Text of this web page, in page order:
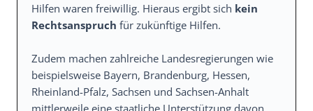
Hilfen waren freiwillig. Hieraus ergibt sich kein
Rechtsanspruch für zukünftige Hilfen.
Zudem machen zahlreiche Landesregierungen wie
beispielsweise Bayern, Brandenburg, Hessen,
Rheinland-Pfalz, Sachsen und Sachsen-Anhalt
mittlerweile eine staatliche Unterstützung davon